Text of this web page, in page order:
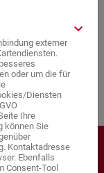
keyboard_arrow_down
externer
oder um die für
Diensten
Ihre
können Sie
Kontaktadresse
Ebenfalls
Consent-Tool